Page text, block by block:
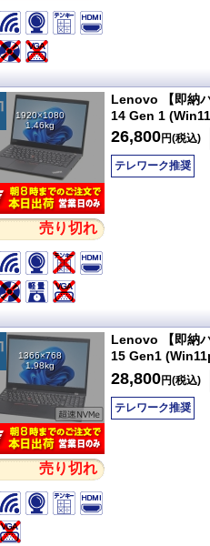
1920×1080
1.46kg
売り切れ
Lenovo 【即納
14 Gen 1
26,800円(税込)
テレワーク推奨
1366×768
1.98kg
売り切れ
Lenovo 【即納
15 Gen1
28,800円(税込)
テレワーク推奨